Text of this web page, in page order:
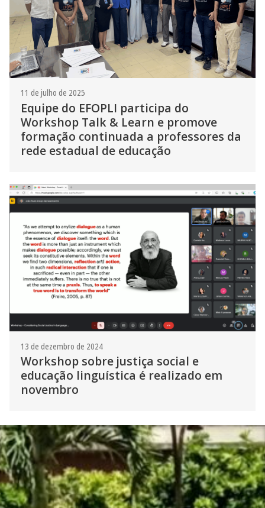
11 de julho de 2025
Equipe do EFOPLI participa do
Workshop Talk & Learn e promove
formação continuada a professores da
rede estadual de educação
13 de dezembro de 2024
Workshop sobre justiça social e
educação linguística é realizado em
novembro